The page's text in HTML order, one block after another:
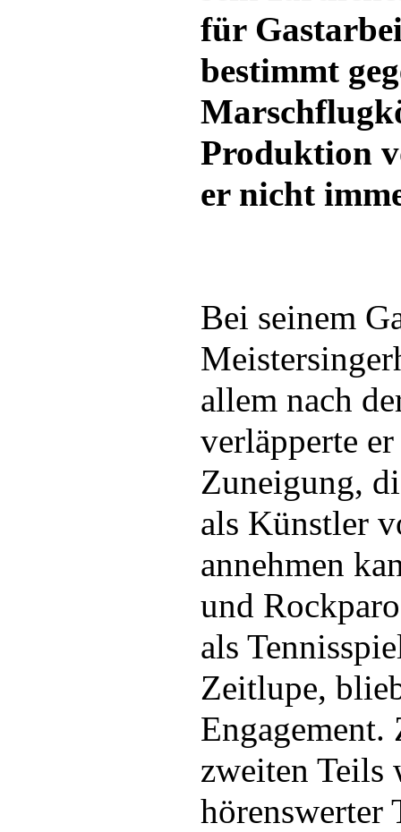
für
bestimmt
Produktion
er nicht
Bei seinem
allem nach
verläpperte
Zuneigung,
als Künstler
annehmen
und
als
Zeitlupe,
Engagement.
zweiten Teils
hörenswerter